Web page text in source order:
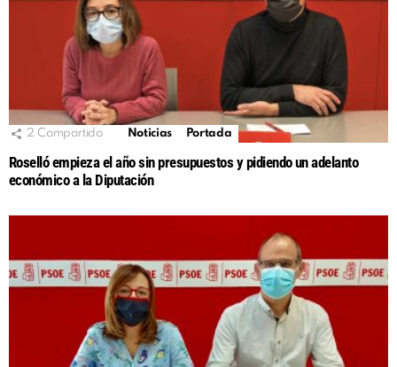
2 Compartido Noticias Portada
Roselló empieza el año sin presupuestos y pidiendo un adelanto
económico a la Diputación